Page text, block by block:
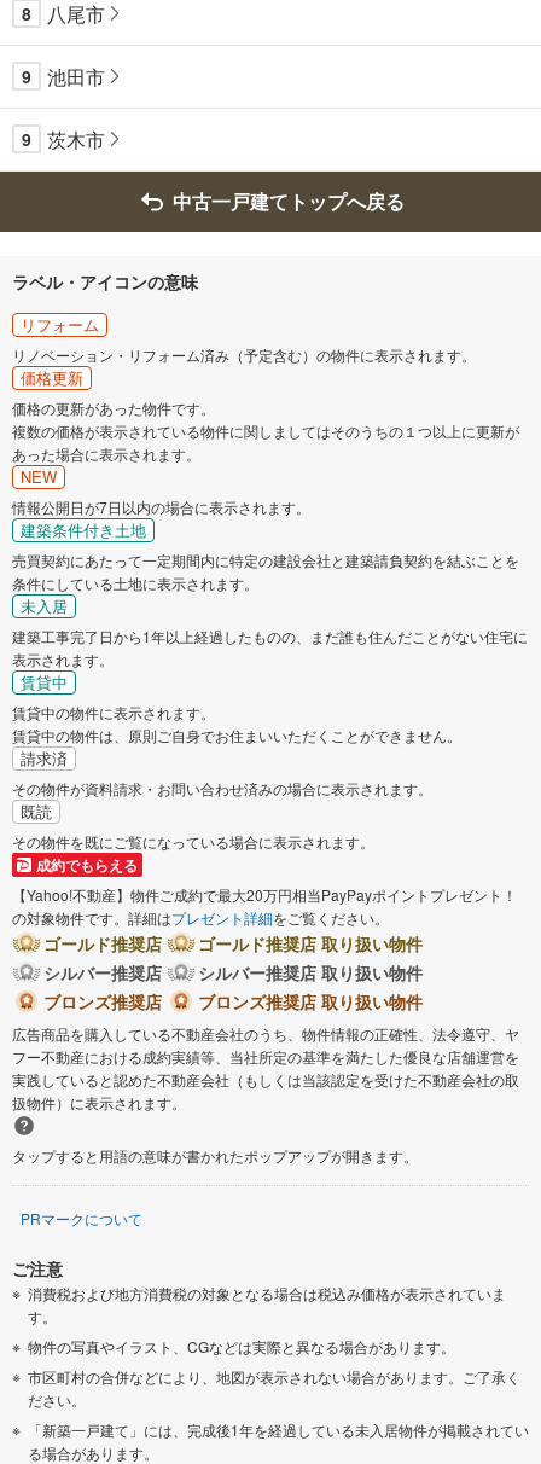
8 八尾市
9 池田市
9 茨木市
中古一戸建てトップへ戻る
ラベル・アイコンの意味
リフォーム
リノベーション・リフォーム済み（予定含む）の物件に表示されます。
価格更新
価格の更新があった物件です。
複数の価格が表示されている物件に関しましてはそのうちの１つ以上に更新が
あった場合に表示されます。
NEW
情報公開日が7日以内の場合に表示されます。
建築条件付き土地
売買契約にあたって一定期間内に特定の建設会社と建築請負契約を結ぶことを
条件にしている土地に表示されます。
未入居
建築工事完了日から1年以上経過したものの、まだ誰も住んだことがない住宅に
表示されます。
賃貸中
賃貸中の物件に表示されます。
賃貸中の物件は、原則ご自身でお住まいいただくことができません。
請求済
その物件が資料請求・お問い合わせ済みの場合に表示されます。
既読
その物件を既にご覧になっている場合に表示されます。
成約でもらえる
【Yahoo!不動産】物件ご成約で最大20万円相当PayPayポイントプレゼント！
の対象物件です。詳細はプレゼント詳細をご覧ください。
ゴールド推奨店
ゴールド推奨店 取り扱い物件
シルバー推奨店
シルバー推奨店 取り扱い物件
ブロンズ推奨店
ブロンズ推奨店 取り扱い物件
広告商品を購入している不動産会社のうち、物件情報の正確性、法令遵守、ヤ
フー不動産における成約実績等、当社所定の基準を満たした優良な店舗運営を
実践していると認めた不動産会社（もしくは当該認定を受けた不動産会社の取
扱物件）に表示されます。
タップすると用語の意味が書かれたポップアップが開きます。
PRマークについて
ご注意
消費税および地方消費税の対象となる場合は税込み価格が表示されていま
す。
物件の写真やイラスト、CGなどは実際と異なる場合があります。
市区町村の合併などにより、地図が表示されない場合があります。ご了承く
ださい。
「新築一戸建て」には、完成後1年を経過している未入居物件が掲載されてい
る場合があります。